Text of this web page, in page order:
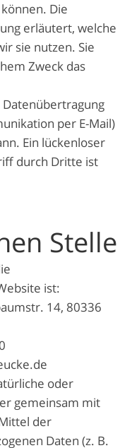
Die
erläutert, welche
sie nutzen. Sie
Zweck das
Datenübertragung
per E-Mail)
Ein lückenloser
durch Dritte ist
Stelle
ist:
14, 80336
oder
gemeinsam mit
der
Daten (z. B.